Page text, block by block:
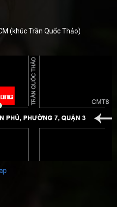
(khúc Trần Quốc Thảo)